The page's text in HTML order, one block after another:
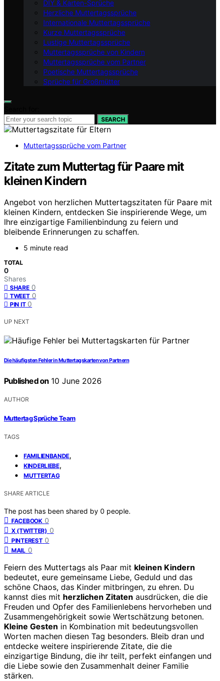
DIY & Karten-Sprüche
Herzliche Muttertagssprüche
Internationale Muttertagssprüche
Kurze Muttertagssprüche
Lustige Muttertagssprüche
Muttertagssprüche von Kindern
Muttertagssprüche vom Partner
Poetische Muttertagssprüche
Sprüche für Großmütter
SEARCH
Muttertagssprüche vom Partner
Zitate zum Muttertag für Paare mit
kleinen Kindern
Angebot von herzlichen Muttertagszitaten für Paare mit
kleinen Kindern, entdecken Sie inspirierende Wege, um
Ihre einzigartige Familienbindung zu feiern und
bleibende Erinnerungen zu schaffen.
5 minute read
TOTAL
0
Shares
SHARE 0
TWEET 0
PIN IT 0
UP NEXT
Die häufigsten Fehler in Muttertagskarten von Partnern
Published on 10 June 2026
AUTHOR
Muttertag Sprüche Team
TAGS
FAMILIENBANDE,
KINDERLIEBE,
MUTTERTAG
SHARE ARTICLE
The post has been shared by 0 people.
FACEBOOK 0
X (TWITTER) 0
PINTEREST 0
MAIL 0
Feiern des Muttertags als Paar mit kleinen Kindern
bedeutet, eure gemeinsame Liebe, Geduld und das
schöne Chaos, das Kinder mitbringen, zu ehren. Du
kannst dies mit herzlichen Zitaten ausdrücken, die die
Freuden und Opfer des Familienlebens hervorheben und
Zusammengehörigkeit sowie Wertschätzung betonen.
Kleine Gesten in Kombination mit bedeutungsvollen
Worten machen diesen Tag besonders. Bleib dran und
entdecke weitere inspirierende Zitate, die die
einzigartige Bindung, die ihr teilt, perfekt einfangen und
die Liebe sowie den Zusammenhalt deiner Familie
stärken.